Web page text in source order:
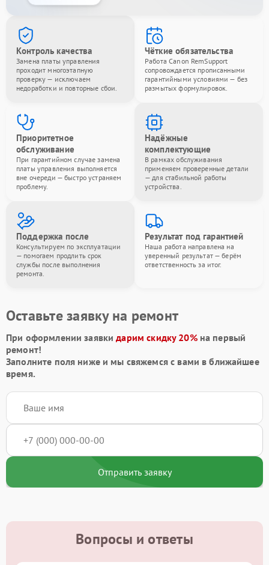
Контроль качества
Замена платы управления
проходит многоэтапную
проверку — исключаем
недоработки и повторные сбои.
Чёткие обязательства
Работа Canon RemSupport
сопровождается прописанными
гарантийными условиями — без
размытых формулировок.
Приоритетное
обслуживание
При гарантийном случае замена
платы управления выполняется
вне очереди — быстро устраняем
проблему.
Надёжные
комплектующие
В рамках обслуживания
применяем проверенные детали
— для стабильной работы
устройства.
Поддержка после
Консультируем по эксплуатации
— помогаем продлить срок
службы после выполнения
ремонта.
Результат под гарантией
Наша работа направлена на
уверенный результат — берём
ответственность за итог.
Оставьте заявку на ремонт
При оформлении заявкидарим скидку 20%на первый
ремонт!
Заполните поля ниже и мы свяжемся с вами в ближайшее
время.
Отправить заявку
Вопросы и ответы